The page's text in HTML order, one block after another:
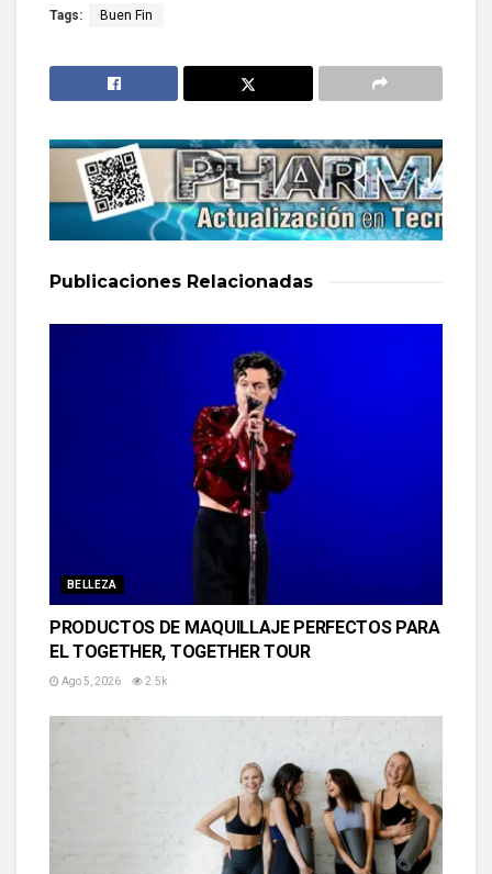
Tags: Buen Fin
Publicaciones Relacionadas
BELLEZA
PRODUCTOS DE MAQUILLAJE PERFECTOS PARA
EL TOGETHER, TOGETHER TOUR
Ago 5, 2026 2.5k